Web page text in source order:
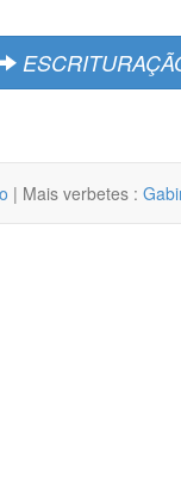
| Mais verbetes :